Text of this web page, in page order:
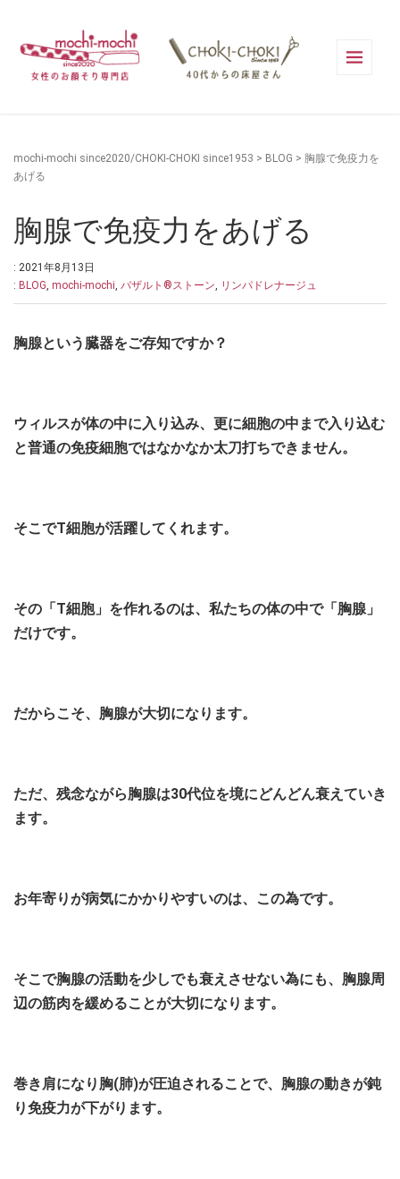
mochi-mochi since2020/CHOKI-CHOKI since1953 > BLOG > 胸腺で免疫力を
あげる
胸腺で免疫力をあげる
: 2021年8月13日
: BLOG, mochi-mochi, バザルト®ストーン, リンパドレナージュ
胸腺という臓器をご存知ですか？
ウィルスが体の中に入り込み、更に細胞の中まで入り込む
と普通の免疫細胞ではなかなか太刀打ちできません。
そこでT細胞が活躍してくれます。
その「T細胞」を作れるのは、私たちの体の中で「胸腺」
だけです。
だからこそ、胸腺が大切になります。
ただ、残念ながら胸腺は30代位を境にどんどん衰えていき
ます。
お年寄りが病気にかかりやすいのは、この為です。
そこで胸腺の活動を少しでも衰えさせない為にも、胸腺周
辺の筋肉を緩めることが大切になります。
巻き肩になり胸(肺)が圧迫されることで、胸腺の動きが鈍
り免疫力が下がります。